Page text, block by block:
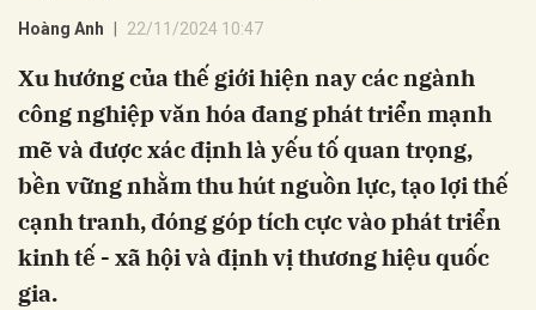
Hoàng Anh 22/11/2024 10:47
Xu hướng của thế giới hiện nay các ngành
công nghiệp văn hóa đang phát triển mạnh
mẽ và được xác định là yếu tố quan trọng,
bền vững nhằm thu hút nguồn lực, tạo lợi thế
cạnh tranh, đóng góp tích cực vào phát triển
kinh tế - xã hội và định vị thương hiệu quốc
gia.
Hủy Gửi